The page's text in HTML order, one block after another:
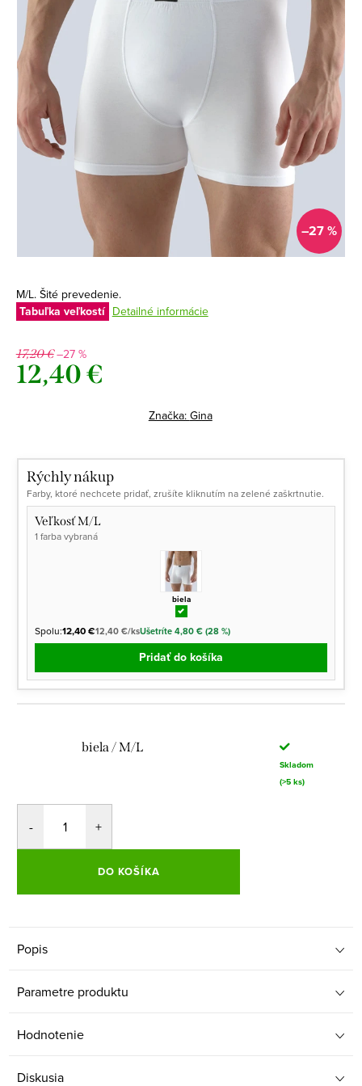
–27 %
M/L. Šité prevedenie.
Tabuľka veľkostí Detailné informácie
17,20 €–27 %
12,40 €
Značka: Gina
Rýchly nákup
Farby, ktoré nechcete pridať, zrušíte kliknutím na zelené zaškrtnutie.
Veľkosť M/L
1 farba vybraná
biela
Spolu:12,40 €12,40 €/ksUšetríte 4,80 € (28 %)
Pridať do košíka
biela / M/L
Skladom
(>5 ks)
DO KOŠÍKA
Popis
Parametre produktu
Hodnotenie
Diskusia